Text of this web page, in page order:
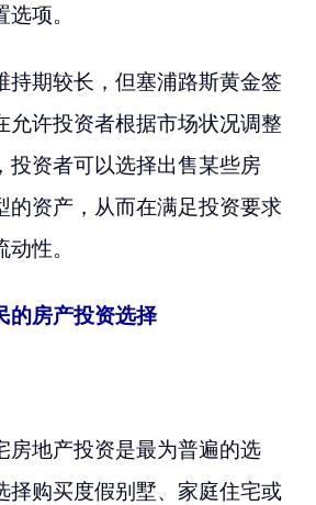
项。
持期较长，但塞浦路斯黄金签
允许投资者根据市场状况调整
投资者可以选择出售某些房
的资产，从而在满足投资要求
性。
的房产投资选择
房地产投资是最为普遍的选
择购买度假别墅、家庭住宅或